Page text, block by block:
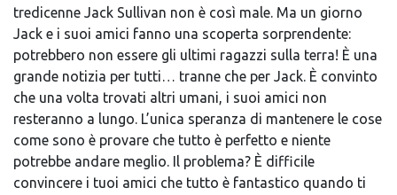
tredicenne Jack Sullivan non è così male. Ma un giorno
Jack e i suoi amici fanno una scoperta sorprendente:
potrebbero non essere gli ultimi ragazzi sulla terra! È una
grande notizia per tutti… tranne che per Jack. È convinto
che una volta trovati altri umani, i suoi amici non
resteranno a lungo. L’unica speranza di mantenere le cose
come sono è provare che tutto è perfetto e niente
potrebbe andare meglio. Il problema? È difficile
convincere i tuoi amici che tutto è fantastico quando ti